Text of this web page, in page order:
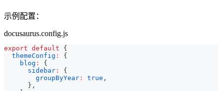
示例配置：
docusaurus.config.js
export default
{
themeConfig :
{
blog :
{
sidebar :
{
groupByYear : true ,
} ,